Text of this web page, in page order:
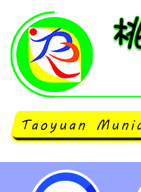
桃園市立內壢